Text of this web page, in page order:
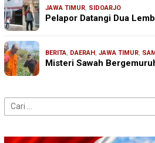
JAWA TIMUR, SIDOARJO
Pelapor Datangi Dua
BERITA, DAERAH, JAWA TIMUR,
Misteri Sawah
Cari
untuk: